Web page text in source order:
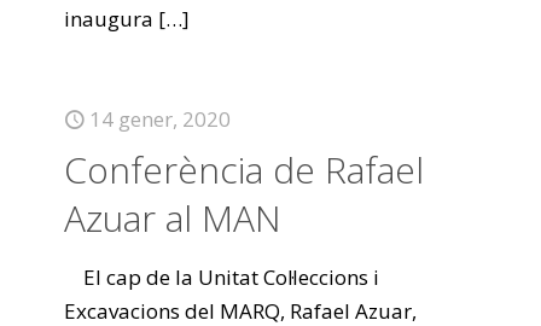
inaugura […]
14 gener, 2020
Conferència de Rafael
Azuar al MAN
El cap de la Unitat Col·leccions i
Excavacions del MARQ, Rafael Azuar,